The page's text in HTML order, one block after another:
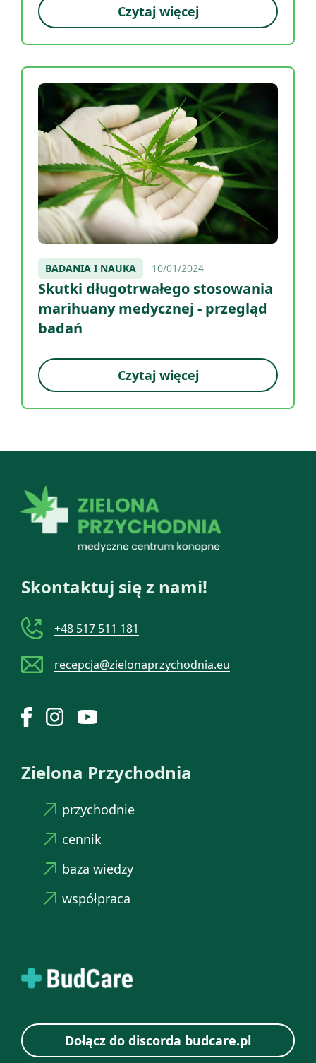
Czytaj więcej
BADANIA I NAUKA 10/01/2024
Skutki długotrwałego stosowania
marihuany medycznej - przegląd
badań
Czytaj więcej
Skontaktuj się z nami!
+48 517 511 181
recepcja@zielonaprzychodnia.eu
Zielona Przychodnia
przychodnie
cennik
baza wiedzy
współpraca
Dołącz do discorda budcare.pl